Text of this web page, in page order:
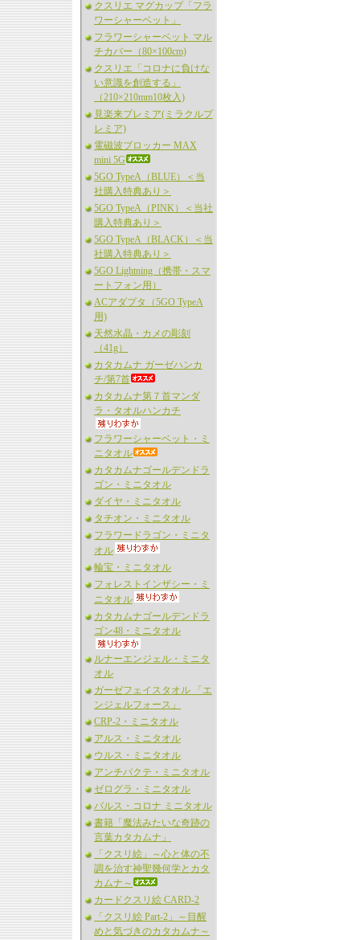
クスリエ マグカップ「フラ
ワーシャーベット」
フラワーシャーベット マル
チカバー（80×100cm)
クスリエ「コロナに負けな
い意識を創造する」
（210×210mm10枚入)
見楽来プレミア(ミラクルプ
レミア)
電磁波ブロッカー MAX
mini 5G
5GO TypeA（BLUE）＜当
社購入特典あり＞
5GO TypeA（PINK）＜当社
購入特典あり＞
5GO TypeA（BLACK）＜当
社購入特典あり＞
5GO Lightning（携帯・スマ
ートフォン用）
ACアダプタ（5GO TypeA
用)
天然水晶・カメの彫刻
（41g）
カタカムナ ガーゼハンカ
チ/第7首
カタカムナ第７首マンダ
ラ・タオルハンカチ
フラワーシャーベット・ミ
ニタオル
カタカムナゴールデンドラ
ゴン・ミニタオル
ダイヤ・ミニタオル
タチオン・ミニタオル
フラワードラゴン・ミニタ
オル
輪宝・ミニタオル
フォレストインザシー・ミ
ニタオル
カタカムナゴールデンドラ
ゴン48・ミニタオル
ルナーエンジェル・ミニタ
オル
ガーゼフェイスタオル 「エ
ンジェルフォース」
CRP-2・ミニタオル
アルス・ミニタオル
ウルス・ミニタオル
アンチバクテ・ミニタオル
ゼログラ・ミニタオル
バルス・コロナ ミニタオル
書籍「魔法みたいな奇跡の
言葉カタカムナ」
「クスリ絵」～心と体の不
調を治す神聖幾何学とカタ
カムナ～
カードクスリ絵 CARD-2
「クスリ絵 Part-2」～目醒
めと気づきのカタカムナ～